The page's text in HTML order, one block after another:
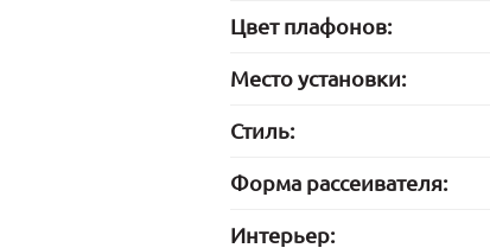
Цвет плафонов:
Место установки:
Стиль:
Форма рассеивателя:
Интерьер: